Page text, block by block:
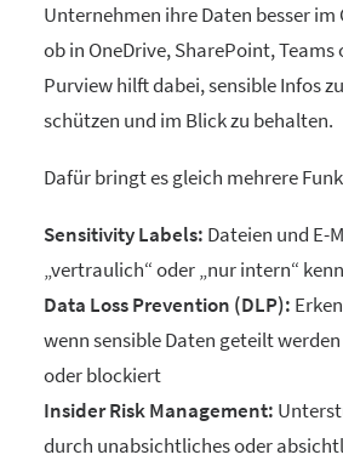
Unternehmen ihre Daten besser im
ob in OneDrive, SharePoint, Teams
Purview hilft dabei, sensible Infos
schützen und im Blick zu behalten.
Dafür bringt es gleich mehrere
Sensitivity Labels: Dateien und E-
„vertraulich“ oder „nur intern“
Data Loss Prevention (DLP):
wenn sensible Daten geteilt
oder blockiert
Insider Risk Management:
durch unabsichtliches oder